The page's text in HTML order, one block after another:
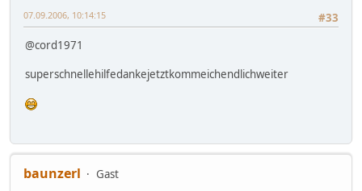
#33
07.09.2006, 10:14:15
@cord1971
superschnellehilfedankejetztkommeichendlichweiter
baunzerl
Gast